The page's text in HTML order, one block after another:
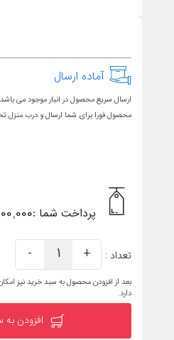
آماده ارسال
ارسال سریع محصول در انبار موجود می
محصول فورا برای شما ارسال و درب منزل
پرداخت شما :
تعداد : +
1
-
بعد از افزودن محصول به سبد خرید نیز
دارد.
افزودن